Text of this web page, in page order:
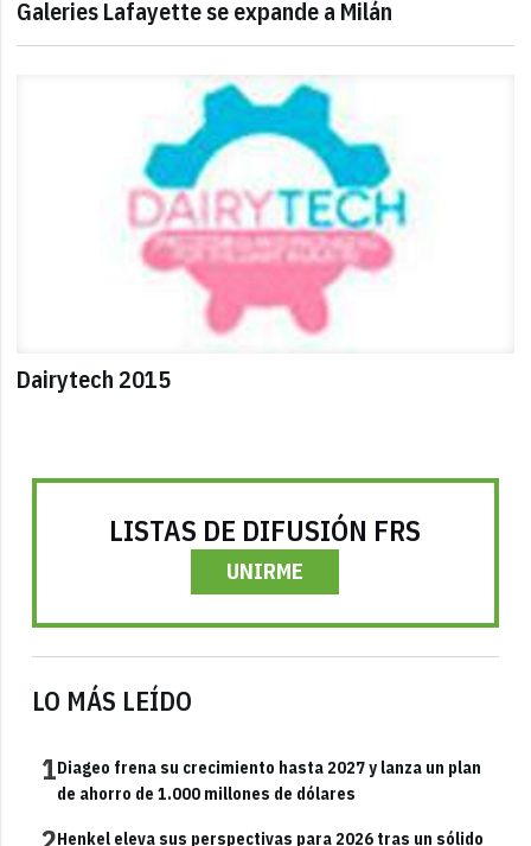
Galeries Lafayette se expande a Milán
Dairytech 2015
LISTAS DE DIFUSIÓN FRS
UNIRME
LO MÁS LEÍDO
1Diageo frena su crecimiento hasta 2027 y lanza un plan
de ahorro de 1.000 millones de dólares
Henkel eleva sus perspectivas para 2026 tras un sólido